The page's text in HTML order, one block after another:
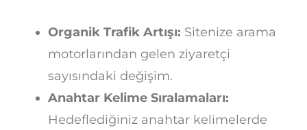
Organik Trafik Artışı: Sitenize arama
motorlarından gelen ziyaretçi
sayısındaki değişim.
Anahtar Kelime Sıralamaları:
Hedeflediğiniz anahtar kelimelerde